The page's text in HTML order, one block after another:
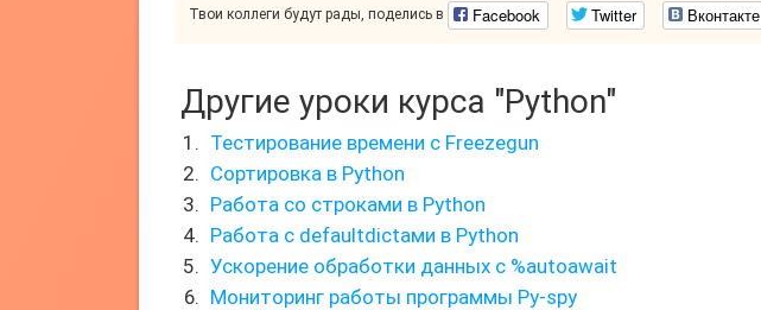
Твои коллеги будут рады, поделись в Facebook Twitter Вконтакте
Другие уроки курса "Python"
Тестирование времени с Freezegun
Сортировка в Python
Работа со строками в Python
Работа с defaultdictами в Python
Ускорение обработки данных с %autoawait
Мониторинг работы программы Py-spy